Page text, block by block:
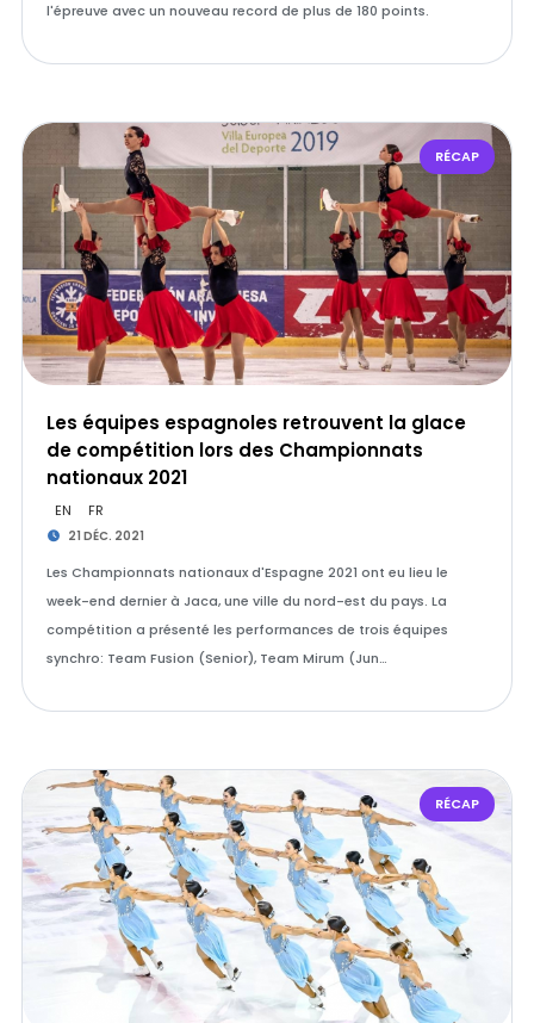
l'épreuve avec un nouveau record de plus de 180 points.
RÉCAP
Les équipes espagnoles retrouvent la glace
de compétition lors des Championnats
nationaux 2021
EN FR
21 DÉC. 2021
Les Championnats nationaux d'Espagne 2021 ont eu lieu le
week-end dernier à Jaca, une ville du nord-est du pays. La
compétition a présenté les performances de trois équipes
synchro: Team Fusion (Senior), Team Mirum (Jun…
RÉCAP